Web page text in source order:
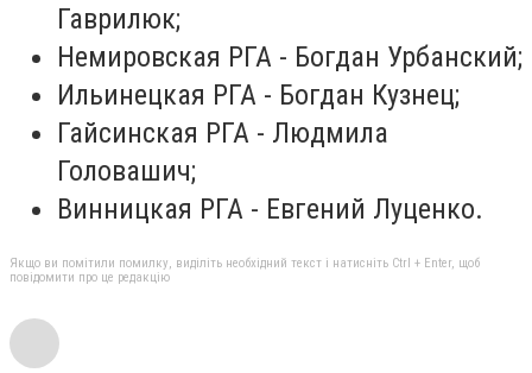
Гаврилюк;
Немировская РГА - Богдан Урбанский;
Ильинецкая РГА - Богдан Кузнец;
Гайсинская РГА - Людмила
Головашич;
Винницкая РГА - Евгений Луценко.
Якщо ви помітили помилку, виділіть необхідний текст і натисніть Ctrl + Enter, щоб
повідомити про це редакцію